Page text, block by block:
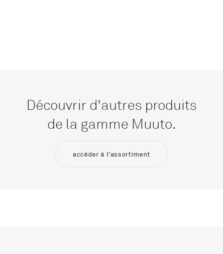
Découvrir d'autres produits
de la gamme Muuto.
accéder à l'assortiment